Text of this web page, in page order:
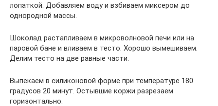
лопаткой. Добавляем воду и взбиваем миксером до
однородной массы.
Шоколад растапливаем в микроволновой печи или на
паровой бане и вливаем в тесто. Хорошо вымешиваем.
Делим тесто на две равные части.
Выпекаем в силиконовой форме при температуре 180
градусов 20 минут. Остывшие коржи разрезаем
горизонтально.